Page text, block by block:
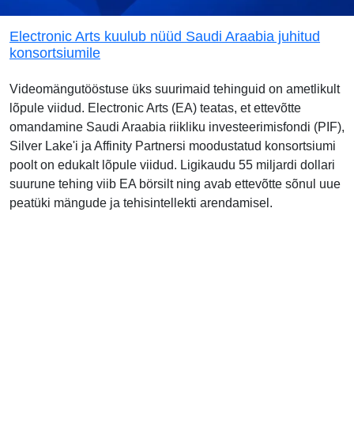
Electronic Arts kuulub nüüd Saudi Araabia juhitud
konsortsiumile
Videomängutööstuse üks suurimaid tehinguid on ametlikult
lõpule viidud. Electronic Arts (EA) teatas, et ettevõtte
omandamine Saudi Araabia riikliku investeerimisfondi (PIF),
Silver Lake'i ja Affinity Partnersi moodustatud konsortsiumi
poolt on edukalt lõpule viidud. Ligikaudu 55 miljardi dollari
suurune tehing viib EA börsilt ning avab ettevõtte sõnul uue
peatüki mängude ja tehisintellekti arendamisel.